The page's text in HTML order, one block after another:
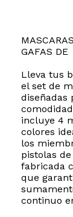
GAFAS DE
Lleva tus
el set de
diseñadas
incluye 4
colores
los
pistolas
fabricada
que
continuo